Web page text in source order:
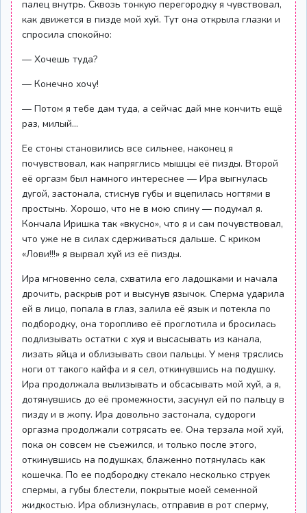
палец внутрь. Сквозь тонкую перегородку я чувствовал,
как движется в пизде мой хуй. Тут она открыла глазки и
спросила спокойно:
— Хочешь туда?
— Конечно хочу!
— Потом я тебе дам туда, а сейчас дай мне кончить ещё
раз, милый…
Ее стоны становились все сильнее, наконец я
почувствовал, как напряглись мышцы её пизды. Второй
её оргазм был намного интереснее — Ира выгнулась
дугой, застонала, стиснув губы и вцепилась ногтями в
простынь. Хорошо, что не в мою спину — подумал я.
Кончала Иришка так «вкусно», что я и сам почувствовал,
что уже не в силах сдерживаться дальше. С криком
«Лови!!!» я вырвал хуй из её пизды.
Ира мгновенно села, схватила его ладошками и начала
дрочить, раскрыв рот и высунув язычок. Сперма ударила
ей в лицо, попала в глаз, залила её язык и потекла по
подбородку, она торопливо её проглотила и бросилась
подлизывать остатки с хуя и высасывать из канала,
лизать яйца и облизывать свои пальцы. У меня тряслись
ноги от такого кайфа и я сел, откинувшись на подушку.
Ира продолжала вылизывать и обсасывать мой хуй, а я,
дотянувшись до её промежности, засунул ей по пальцу в
пизду и в жопу. Ира довольно застонала, судороги
оргазма продолжали сотрясать ее. Она терзала мой хуй,
пока он совсем не съежился, и только после этого,
откинувшись на подушках, блаженно потянулась как
кошечка. По ее подбородку стекало несколько струек
спермы, а губы блестели, покрытые моей семенной
жидкостью. Ира облизнулась, отправив в рот сперму,